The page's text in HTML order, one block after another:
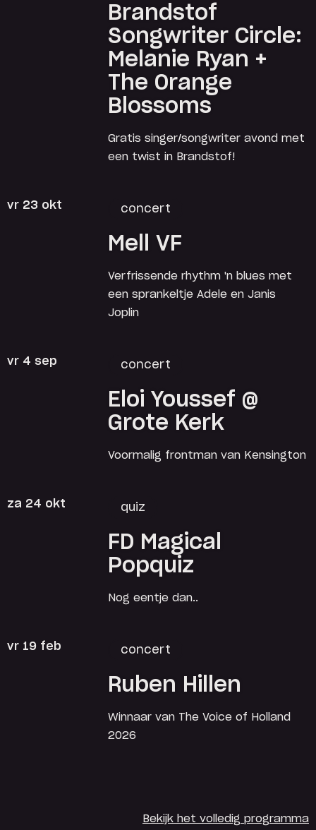
Brandstof
Songwriter Circle:
Melanie Ryan +
The Orange
Blossoms
Gratis singer/songwriter avond met
een twist in Brandstof!
vr 23 okt concert
Mell VF
Verfrissende rhythm 'n blues met
een sprankeltje Adele en Janis
Joplin
vr 4 sep concert
Eloi Youssef @
Grote Kerk
Voormalig frontman van Kensington
za 24 okt quiz
FD Magical
Popquiz
Nog eentje dan..
vr 19 feb concert
Ruben Hillen
Winnaar van The Voice of Holland
2026
Bekijk het volledig programma